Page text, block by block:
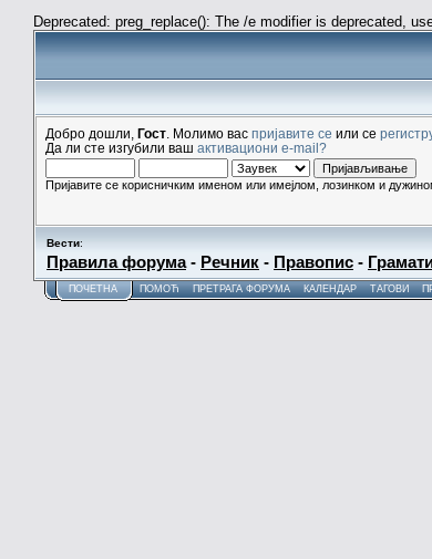
Deprecated: preg_replace(): The /e modifier is deprecated,
Добро дошли, Гост . Молимо вас пријавите се или се
Да ли сте изгубили ваш активациони e-mail?
Пријавите се корисничким именом или имејлом, лозинком и
Вести:
Правила форума- Речник - Правопис -
ПОЧЕТНА ПОМОЋ ПРЕТРАГА ФОРУМА КАЛЕНДАР ТАГОВИ